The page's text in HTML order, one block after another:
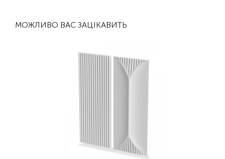
МОЖЛИВО ВАС ЗАЦІКАВИТЬ